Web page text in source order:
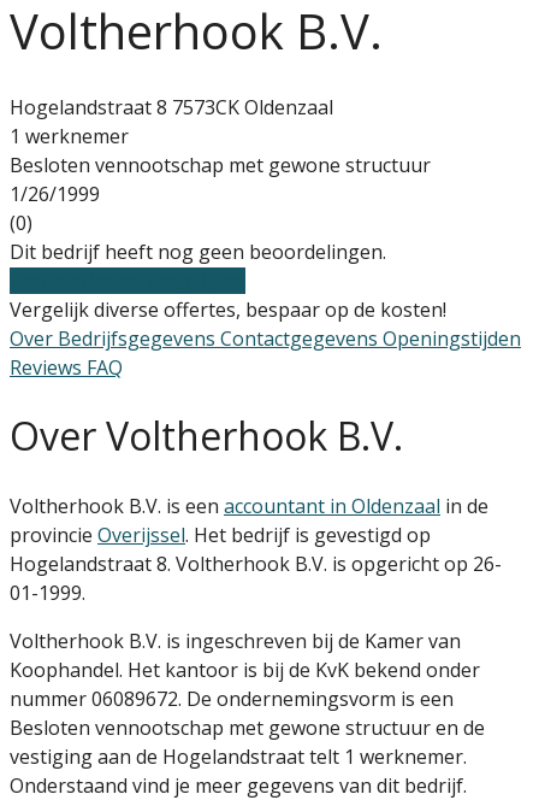
Voltherhook B.V.
Hogelandstraat 8 7573CK Oldenzaal
1 werknemer
Besloten vennootschap met gewone structuur
1/26/1999
(0)
Dit bedrijf heeft nog geen beoordelingen.
Vergelijk diverse offertes, bespaar op de kosten!
Over Bedrijfsgegevens Contactgegevens Openingstijden
Reviews FAQ
Over Voltherhook B.V.
Voltherhook B.V. is een accountant in Oldenzaal in de
provincie Overijssel. Het bedrijf is gevestigd op
Hogelandstraat 8. Voltherhook B.V. is opgericht op 26-
01-1999.
Voltherhook B.V. is ingeschreven bij de Kamer van
Koophandel. Het kantoor is bij de KvK bekend onder
nummer 06089672. De ondernemingsvorm is een
Besloten vennootschap met gewone structuur en de
vestiging aan de Hogelandstraat telt 1 werknemer.
Onderstaand vind je meer gegevens van dit bedrijf.